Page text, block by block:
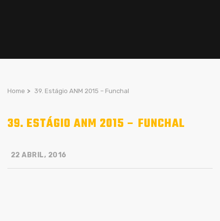
Home > 39. Estágio ANM 2015 – Funchal
39. ESTÁGIO ANM 2015 – FUNCHAL
22 ABRIL, 2016